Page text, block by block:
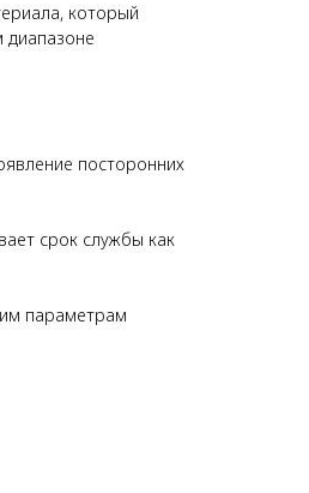
который
диапазоне
посторонних
срок службы как
параметрам